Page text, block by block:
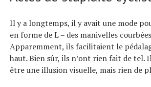
Il y a longtemps, il y avait une mode
en forme de L – des manivelles
Apparemment, ils facilitaient le
haut. Bien sûr, ils n’ont rien fait de tel.
être une illusion visuelle, mais rien de